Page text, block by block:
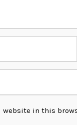
website in this